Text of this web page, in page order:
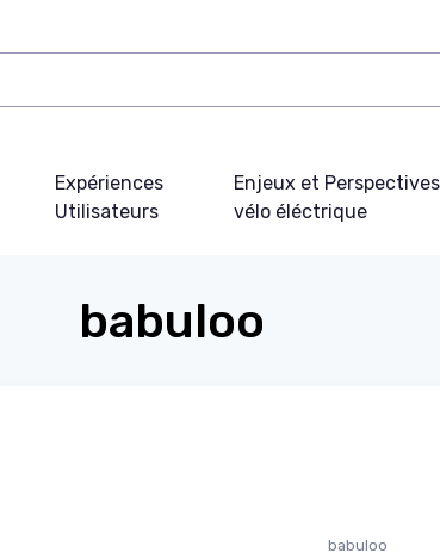
Expériences
Utilisateurs
Enjeux et
vélo éléctrique
babuloo
babuloo